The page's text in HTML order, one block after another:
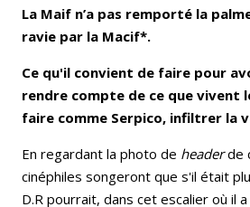
La Maif n’a pas remporté la
ravie par la Macif*.
Ce qu'il convient de faire pour
rendre compte de ce que vivent
faire comme Serpico, infiltrer la
En regardant la photo de headerde
cinéphiles songeront que s'il était
D.R pourrait, dans cet escalier où il